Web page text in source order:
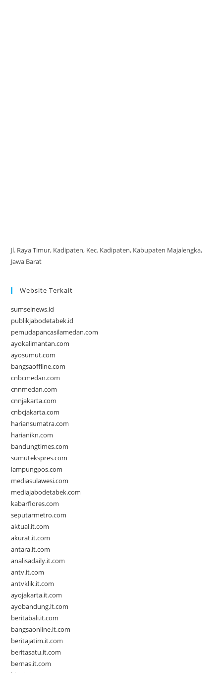
Jl. Raya Timur, Kadipaten, Kec. Kadipaten, Kabupaten Majalengka,
Jawa Barat
Website Terkait
sumselnews.id
publikjabodetabek.id
pemudapancasilamedan.com
ayokalimantan.com
ayosumut.com
bangsaoffline.com
cnbcmedan.com
cnnmedan.com
cnnjakarta.com
cnbcjakarta.com
hariansumatra.com
harianikn.com
bandungtimes.com
sumutekspres.com
lampungpos.com
mediasulawesi.com
mediajabodetabek.com
kabarflores.com
seputarmetro.com
aktual.it.com
akurat.it.com
antara.it.com
analisadaily.it.com
antv.it.com
antvklik.it.com
ayojakarta.it.com
ayobandung.it.com
beritabali.it.com
bangsaonline.it.com
beritajatim.it.com
beritasatu.it.com
bernas.it.com